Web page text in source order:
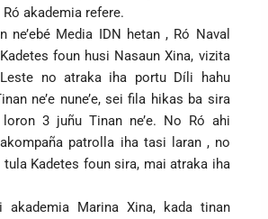
akademia refere.
ne’ebé Media IDN hetan , Ró Naval
foun husi Nasaun Xina, vizita
no atraka iha portu Díli hahu
ne’e nune’e, sei fila hikas ba sira
3 juñu Tinan ne’e. No Ró ahi
patrolla iha tasi laran , no
Kadetes foun sira, mai atraka iha
akademia Marina Xina, kada tinan